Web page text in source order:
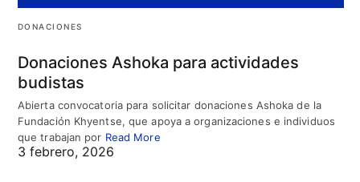
DONACIONES
Donaciones Ashoka para actividades
budistas
Abierta convocatoria para solicitar donaciones Ashoka de la
Fundación Khyentse, que apoya a organizaciones e individuos
que trabajan por Read More
3 febrero, 2026